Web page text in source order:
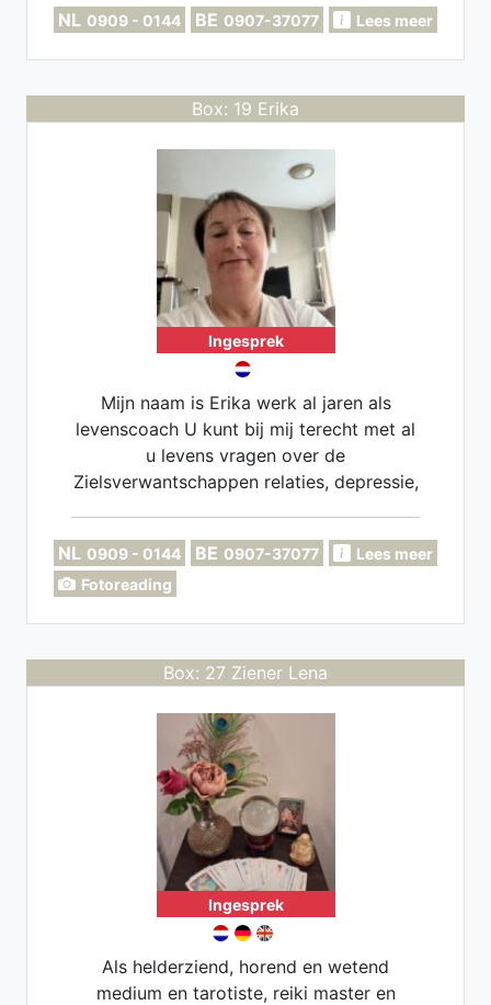
NL 0909 - 0144 BE 0907-37077 Lees meer
Box: 19 Erika
Ingesprek
Mijn naam is Erika werk al jaren als
levenscoach U kunt bij mij terecht met al
u levens vragen over de
Zielsverwantschappen relaties, depressie,
NL 0909 - 0144 BE 0907-37077
Lees meer
Fotoreading
Box: 27 Ziener Lena
Ingesprek
Als helderziend, horend en wetend
medium en tarotiste, reiki master en